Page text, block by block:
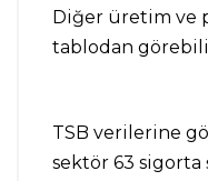
Diğer üretim ve
tablodan
TSB verilerine
sektör 63